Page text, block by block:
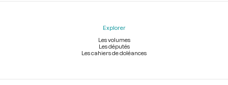
Explorer
Les volumes
Les députés
Les cahiers de doléances